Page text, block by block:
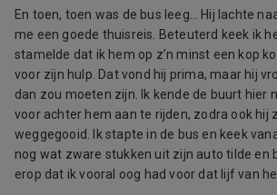
En toen, toen was de bus leeg… Hij lachte
me een goede thuisreis. Beteuterd keek ik
stamelde dat ik hem op z’n minst een kop
voor zijn hulp. Dat vond hij prima, maar hij
dan zou moeten zijn. Ik kende de buurt hier
voor achter hem aan te rijden, zodra ook hij
weggegooid. Ik stapte in de bus en keek
nog wat zware stukken uit zijn auto tilde en
erop dat ik vooral oog had voor dat lijf van